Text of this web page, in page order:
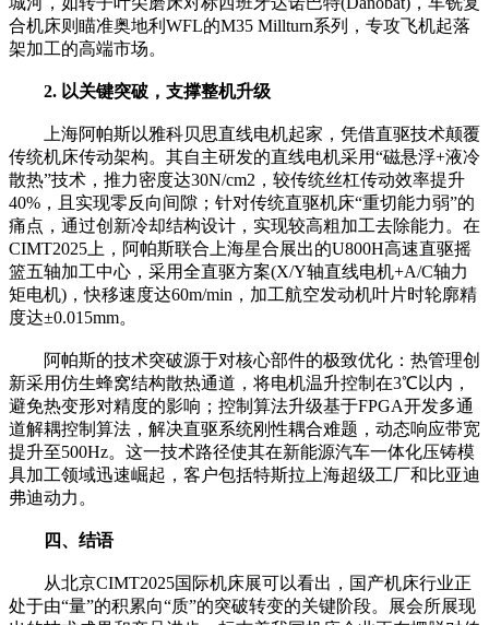
合机床则瞄准奥地利WFL的M35 Millturn系列，专攻飞机起落
架加工的高端市场。
2. 以关键突破，支撑整机升级
上海阿帕斯以雅科贝思直线电机起家，凭借直驱技术颠覆
传统机床传动架构。其自主研发的直线电机采用“磁悬浮+液冷
散热”技术，推力密度达30N/cm2，较传统丝杠传动效率提升
40%，且实现零反向间隙；针对传统直驱机床“重切能力弱”的
痛点，通过创新冷却结构设计，实现较高粗加工去除能力。在
CIMT2025上，阿帕斯联合上海星合展出的U800H高速直驱摇
篮五轴加工中心，采用全直驱方案(X/Y轴直线电机+A/C轴力
矩电机)，快移速度达60m/min，加工航空发动机叶片时轮廓精
度达±0.015mm。
阿帕斯的技术突破源于对核心部件的极致优化：热管理创
新采用仿生蜂窝结构散热通道，将电机温升控制在3℃以内，
避免热变形对精度的影响；控制算法升级基于FPGA开发多通
道解耦控制算法，解决直驱系统刚性耦合难题，动态响应带宽
提升至500Hz。这一技术路径使其在新能源汽车一体化压铸模
具加工领域迅速崛起，客户包括特斯拉上海超级工厂和比亚迪
弗迪动力。
四、结语
从北京CIMT2025国际机床展可以看出，国产机床行业正
处于由“量”的积累向“质”的突破转变的关键阶段。展会所展现